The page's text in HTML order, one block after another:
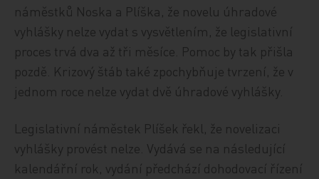
náměstků Noska a Plíška, že novelu úhradové
vyhlášky nelze vydat s vysvětlením, že legislativní
proces trvá dva až tři měsíce. Pomoc by tak přišla
pozdě. Krizový štáb také zpochybňuje tvrzení, že v
jednom roce nelze vydat dvě úhradové vyhlášky.
Legislativní náměstek Plíšek řekl, že novelizaci
vyhlášky provést nelze. Vydává se na následující
kalendářní rok, vydání předchází dohodovací řízení